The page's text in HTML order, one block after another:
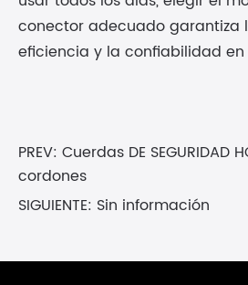
conector adecuado garantiza
eficiencia y la confiabilidad
PREV: Cuerdas DE SEGURIDAD
cordones
SIGUIENTE: Sin información